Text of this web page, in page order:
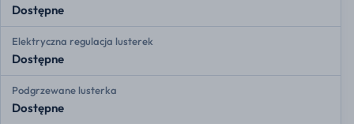
Dostępne
Elektryczna regulacja lusterek
Dostępne
Podgrzewane lusterka
Dostępne